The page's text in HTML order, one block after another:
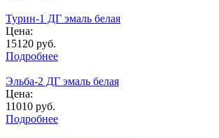
Турин-1 ДГ эмаль белая
Цена:
15120 руб.
Подробнее
Эльба-2 ДГ эмаль белая
Цена:
11010 руб.
Подробнее